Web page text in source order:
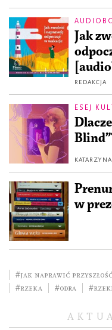
Jak
REDAKCJA
ESEJ
w
#Jak naprawić
#Rzeka
#Odra